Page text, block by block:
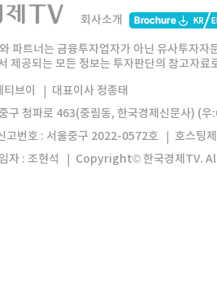
제TV
디어그룹 한국경제신문 한국경제
앱 한국경제TV앱
회사소개
파트너는 금융투자업자가 아닌 유사투자
제공되는 모든 정보는 투자판단의 참고자
브이
대표이사 정종태
구 청파로 463(중림동, 한국경제신문사) (
고번호 : 서울중구 2022-0572호
호스팅
자 : 조현석
Copyright© 한국경제TV.